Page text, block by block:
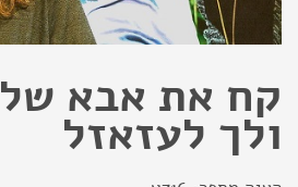
קח את אבא
ולך לעזאזל